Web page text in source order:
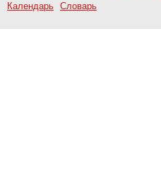
Календарь Словарь